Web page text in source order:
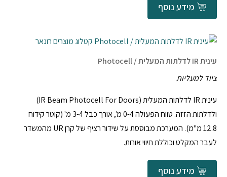
מידע נוסף
עינית IR לדלתות המעלית / Photocell
ציוד למעליות
עינית IR לדלתות המעלית (IR Beam Photocell For Doors)
ולדלתות הזזה. טווח הפעולה 0-4 מ', אורך כבל 3-4 מ' (קוטר קידוח
12.8 מ"מ). המערכת מבוססת על שידור רציף של קרן UR מהמשדר
לעבר המקלט וכוללת חיווי אורות.
מידע נוסף